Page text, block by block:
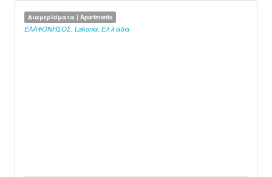
Διαμερίσματα | Apartments
ΕΛΑΦΟΝΗΣΟΣ, Lakonia Ελλάδα